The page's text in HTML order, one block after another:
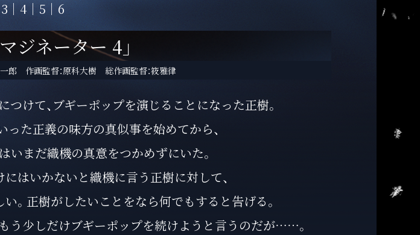
3 4 5 6
ジネーター 4」
一郎 作画監督：原科大樹 総作画監督：筱雅律
けて、ブギーポップを演じることになった正樹。
た正義の味方の真似事を始めてから、
いまだ織機の真意をつかめずにいた。
はいかないと織機に言う正樹に対して、
。正樹がしたいことをなら何でもすると告げる。
う少しだけブギーポップを続けようと言うのだが……。